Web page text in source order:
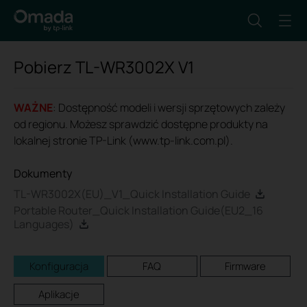
PobierzTL-WR3002XV1
WAŻNE: Dostępność modeli i wersji sprzętowych zależy
od regionu. Możesz sprawdzić dostępne produkty na
lokalnej stronie TP-Link (www.tp-link.com.pl).
Dokumenty
TL-WR3002X(EU)_V1_Quick Installation Guide
Portable Router_Quick Installation Guide(EU2_16
Languages)
Konfiguracja FAQ
Firmware
Aplikacje